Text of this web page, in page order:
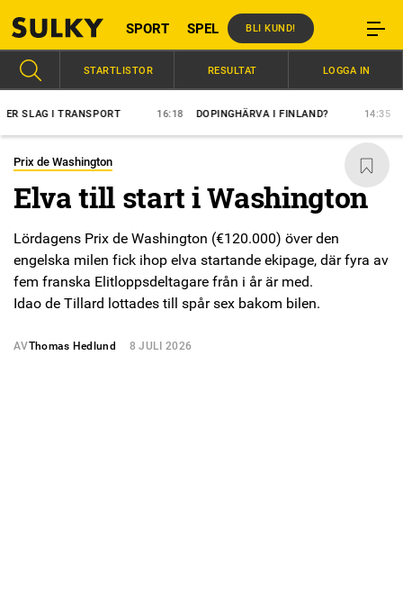
SPORT SPEL BLI KUND!
I TRANSPORT DOPINGHÄRVA I FINLAND?
STARTLISTOR RESULTAT LOGGA IN
Prix de Washington
Elva till start i Washington
Lördagens Prix de Washington (€120.000) över den
engelska milen fick ihop elva startande ekipage, där fyra av
fem franska Elitloppsdeltagare från i år är med.
Idao de Tillard lottades till spår sex bakom bilen.
AVThomas Hedlund 8 JULI 2026